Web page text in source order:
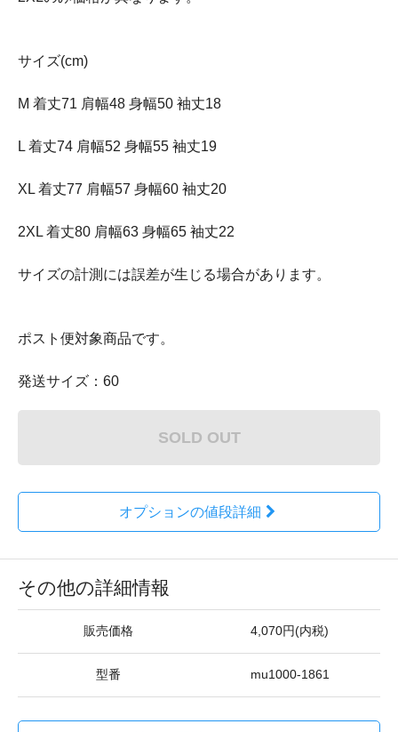
サイズ(cm)
M 着丈71 肩幅48 身幅50 袖丈18
L 着丈74 肩幅52 身幅55 袖丈19
XL 着丈77 肩幅57 身幅60 袖丈20
2XL 着丈80 肩幅63 身幅65 袖丈22
サイズの計測には誤差が生じる場合があります。
ポスト便対象商品です。
発送サイズ：60
SOLD OUT
オプションの値段詳細
その他の詳細情報
販売価格 4,070円(内税)
型番 mu1000-1861